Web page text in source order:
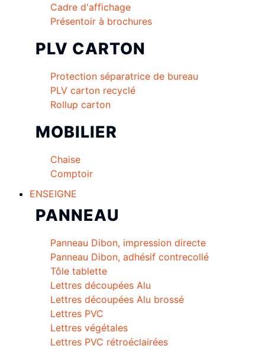
Cadre d'affichage
Présentoir à brochures
PLV CARTON
Protection séparatrice de bureau
PLV carton recyclé
Rollup carton
MOBILIER
Chaise
Comptoir
ENSEIGNE
PANNEAU
Panneau Dibon, impression directe
Panneau Dibon, adhésif contrecollé
Tôle tablette
Lettres découpées Alu
Lettres découpées Alu brossé
Lettres PVC
Lettres végétales
Lettres PVC rétroéclairées